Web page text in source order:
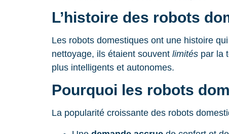
L’histoire des robots
Les robots domestiques ont une histoire
nettoyage, ils étaient souvent limités par la
plus intelligents et autonomes.
Pourquoi les robots
La popularité croissante des robots